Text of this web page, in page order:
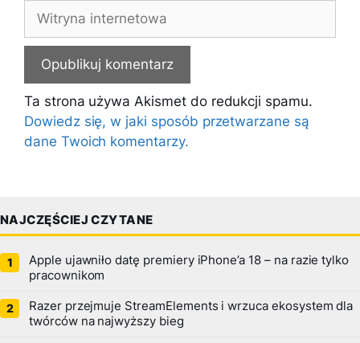
Witryna
internetowa
Ta strona używa Akismet do redukcji spamu.
Dowiedz się, w jaki sposób przetwarzane są
dane Twoich komentarzy.
NAJCZĘŚCIEJ CZYTANE
Apple ujawniło datę premiery iPhone’a 18 – na razie tylko
pracownikom
Razer przejmuje StreamElements i wrzuca ekosystem dla
twórców na najwyższy bieg